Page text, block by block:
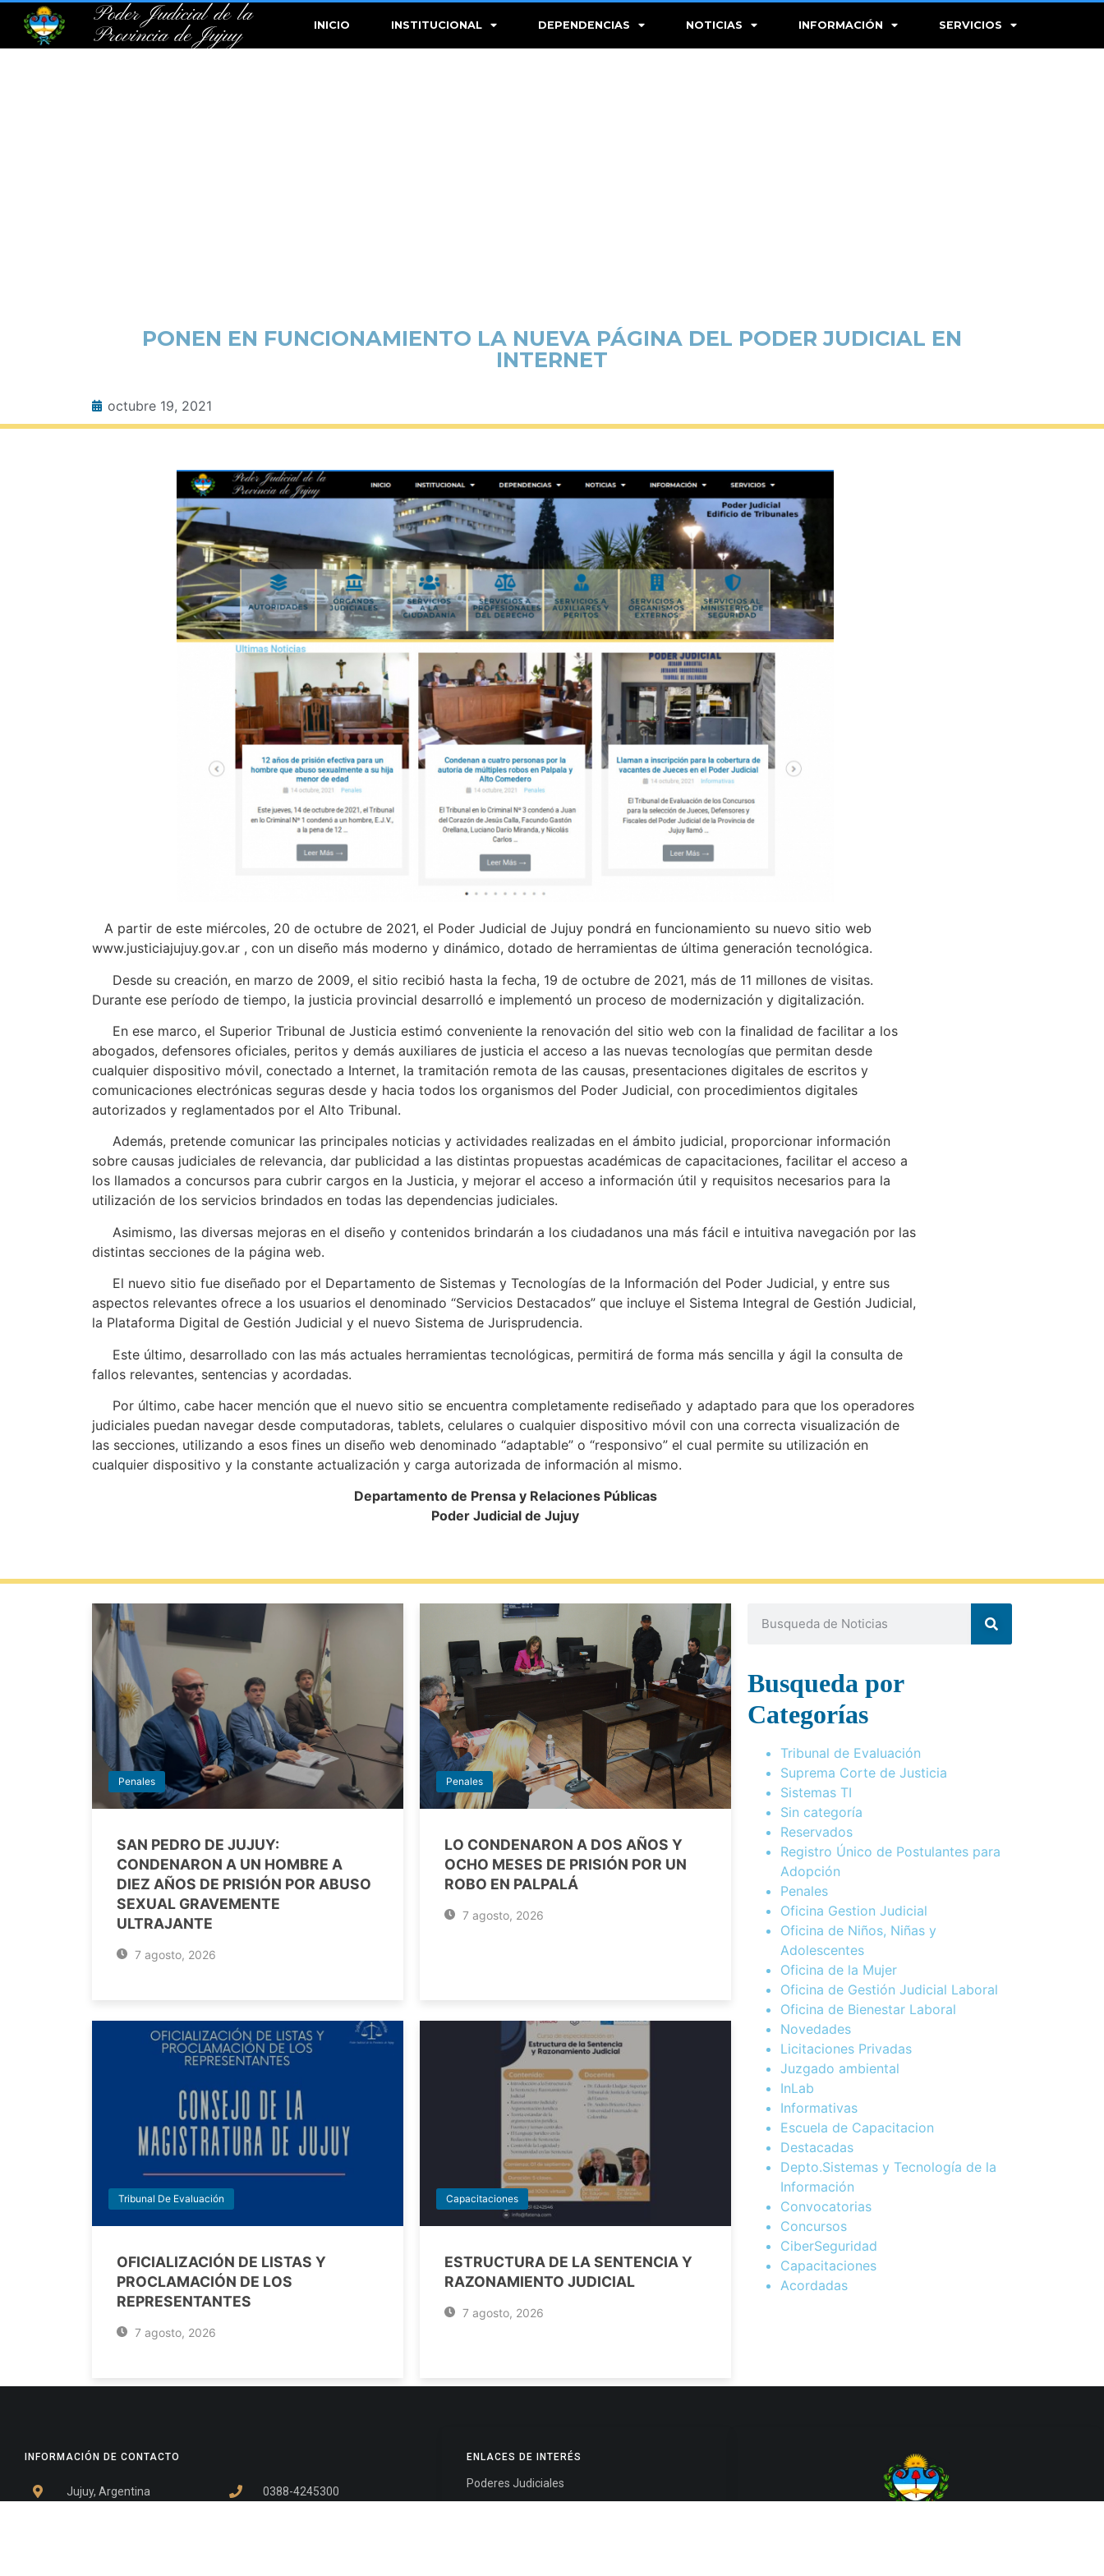
Poder Judicial de la
Provincia de Jujuy
INICIO INSTITUCIONAL DEPENDENCIAS NOTICIAS INFORMACIÓN SERVICIOS
PONEN EN FUNCIONAMIENTO LA NUEVA PÁGINA DEL PODER JUDICIAL EN
INTERNET
octubre 19, 2021
A partir de este miércoles, 20 de octubre de 2021, el Poder Judicial de Jujuy pondrá en funcionamiento su nuevo sitio web
www.justiciajujuy.gov.ar , con un diseño más moderno y dinámico, dotado de herramientas de última generación tecnológica.
Desde su creación, en marzo de 2009, el sitio recibió hasta la fecha, 19 de octubre de 2021, más de 11 millones de visitas.
Durante ese período de tiempo, la justicia provincial desarrolló e implementó un proceso de modernización y digitalización.
En ese marco, el Superior Tribunal de Justicia estimó conveniente la renovación del sitio web con la finalidad de facilitar a los
abogados, defensores oficiales, peritos y demás auxiliares de justicia el acceso a las nuevas tecnologías que permitan desde
cualquier dispositivo móvil, conectado a Internet, la tramitación remota de las causas, presentaciones digitales de escritos y
comunicaciones electrónicas seguras desde y hacia todos los organismos del Poder Judicial, con procedimientos digitales
autorizados y reglamentados por el Alto Tribunal.
Además, pretende comunicar las principales noticias y actividades realizadas en el ámbito judicial, proporcionar información
sobre causas judiciales de relevancia, dar publicidad a las distintas propuestas académicas de capacitaciones, facilitar el acceso a
los llamados a concursos para cubrir cargos en la Justicia, y mejorar el acceso a información útil y requisitos necesarios para la
utilización de los servicios brindados en todas las dependencias judiciales.
Asimismo, las diversas mejoras en el diseño y contenidos brindarán a los ciudadanos una más fácil e intuitiva navegación por las
distintas secciones de la página web.
El nuevo sitio fue diseñado por el Departamento de Sistemas y Tecnologías de la Información del Poder Judicial, y entre sus
aspectos relevantes ofrece a los usuarios el denominado “Servicios Destacados” que incluye el Sistema Integral de Gestión Judicial,
la Plataforma Digital de Gestión Judicial y el nuevo Sistema de Jurisprudencia.
Este último, desarrollado con las más actuales herramientas tecnológicas, permitirá de forma más sencilla y ágil la consulta de
fallos relevantes, sentencias y acordadas.
Por último, cabe hacer mención que el nuevo sitio se encuentra completamente rediseñado y adaptado para que los operadores
judiciales puedan navegar desde computadoras, tablets, celulares o cualquier dispositivo móvil con una correcta visualización de
las secciones, utilizando a esos fines un diseño web denominado “adaptable” o “responsivo” el cual permite su utilización en
cualquier dispositivo y la constante actualización y carga autorizada de información al mismo.
Departamento de Prensa y Relaciones Públicas
Poder Judicial de Jujuy
Penales
SAN PEDRO DE JUJUY:
CONDENARON A UN HOMBRE A
DIEZ AÑOS DE PRISIÓN POR ABUSO
SEXUAL GRAVEMENTE
ULTRAJANTE
7 agosto, 2026
Penales
LO CONDENARON A DOS AÑOS Y
OCHO MESES DE PRISIÓN POR UN
ROBO EN PALPALÁ
7 agosto, 2026
Tribunal De Evaluación
OFICIALIZACIÓN DE LISTAS Y
PROCLAMACIÓN DE LOS
REPRESENTANTES
7 agosto, 2026
Capacitaciones
ESTRUCTURA DE LA SENTENCIA Y
RAZONAMIENTO JUDICIAL
7 agosto, 2026
Busqueda por
Categorías
Tribunal de Evaluación
Suprema Corte de Justicia
Sistemas TI
Sin categoría
Reservados
Registro Único de Postulantes para
Adopción
Penales
Oficina Gestion Judicial
Oficina de Niños, Niñas y
Adolescentes
Oficina de la Mujer
Oficina de Gestión Judicial Laboral
Oficina de Bienestar Laboral
Novedades
Licitaciones Privadas
Juzgado ambiental
InLab
Informativas
Escuela de Capacitacion
Destacadas
Depto.Sistemas y Tecnología de la
Información
Convocatorias
Concursos
CiberSeguridad
Capacitaciones
Acordadas
INFORMACIÓN DE CONTACTO
Jujuy, Argentina
0388-4245300
ENLACES DE INTERÉS
Poderes Judiciales